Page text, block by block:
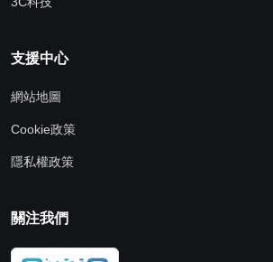
支援中心
網站地圖
Cookie政策
隱私權政策
關注我們